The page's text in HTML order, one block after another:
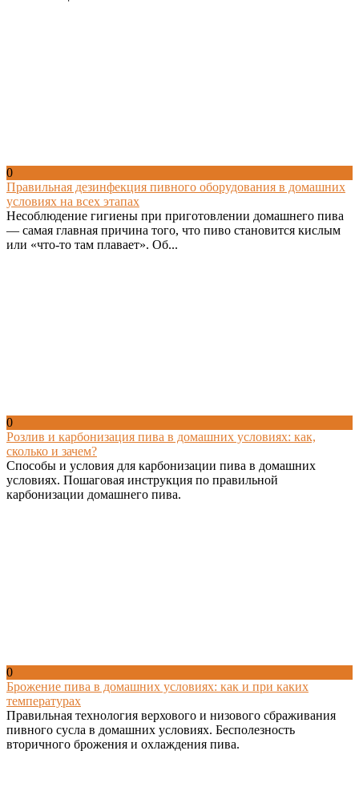
0
Правильная дезинфекция пивного оборудования в домашних
условиях на всех этапах
Несоблюдение гигиены при приготовлении домашнего пива
— самая главная причина того, что пиво становится кислым
или «что-то там плавает». Об...
0
Розлив и карбонизация пива в домашних условиях: как,
сколько и зачем?
Способы и условия для карбонизации пива в домашних
условиях. Пошаговая инструкция по правильной
карбонизации домашнего пива.
0
Брожение пива в домашних условиях: как и при каких
температурах
Правильная технология верхового и низового сбраживания
пивного сусла в домашних условиях. Бесполезность
вторичного брожения и охлаждения пива.